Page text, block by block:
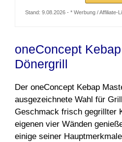
Stand: 9.08.2026 - * Werbung / Affiliate-
oneConcept
Dönergrill
Der oneConcept Kebap
ausgezeichnete Wahl für
Geschmack frisch gegrillter
eigenen vier Wänden
einige seiner